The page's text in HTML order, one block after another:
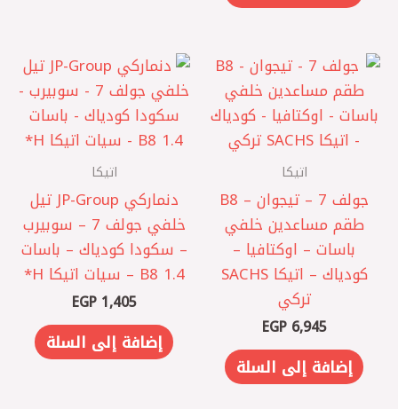
اتيكا
جولف 7 – تيجوان – B8‎
طقم مساعدين خلفي
باسات – اوكتافيا –
كودياك – اتيكا SACHS
تركي
EGP6,945
إضافة إلى السلة
اتيكا
دنماركي JP-Group تيل
خلفي جولف 7 – سوبيرب
– سكودا كودياك – باسات
B8 1.4 – سيات اتيكا H*
EGP1,405
إضافة إلى السلة